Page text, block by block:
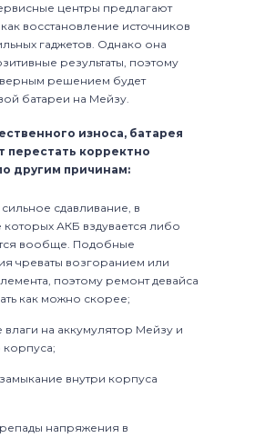
центры предлагают
восстановление источников
гаджетов. Однако она
результаты, поэтому
решением будет
батареи на Мейзу.
износа, батарея
перестать корректно
другим причинам:
сдавливание, в
которых АКБ вздувается либо
вообще. Подобные
чреваты возгоранием или
поэтому ремонт девайса
как можно скорее;
влаги на аккумулятор Мейзу и
корпуса;
внутри корпуса
напряжения в